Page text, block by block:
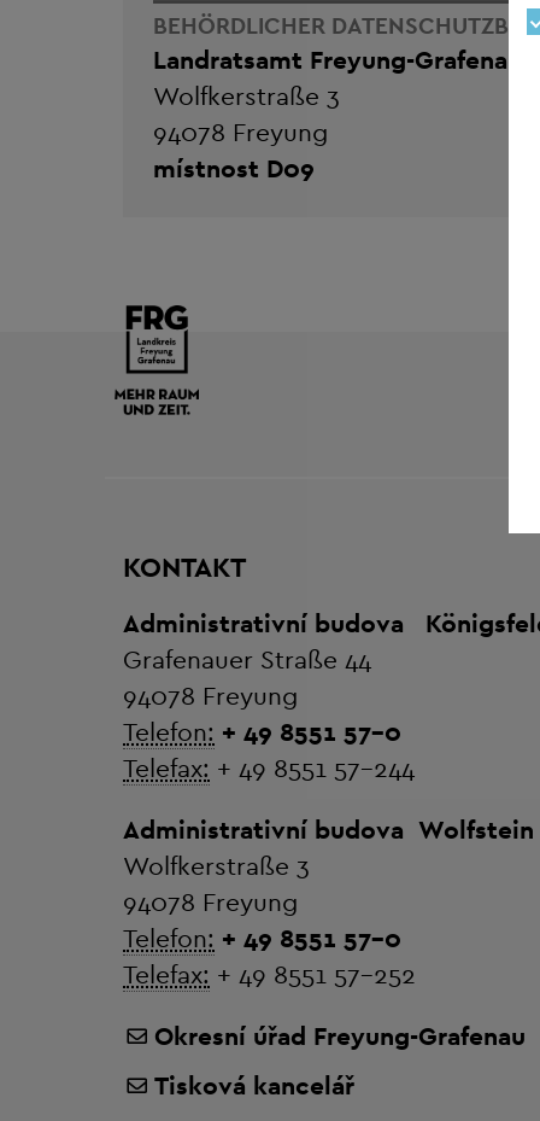
BEHÖRDLICHER
Landratsamt Freyung-Grafenau
Wolfkerstraße 3
94078 Freyung
místnost D09
KONTAKT
Administrativní budova
Grafenauer Straße 44
94078 Freyung
Telefon: + 49 8551 57-0
Telefax: + 49 8551 57-244
Administrativní budova Wolfstein
Wolfkerstraße 3
94078 Freyung
Telefon: + 49 8551 57-0
Telefax: + 49 8551 57-252
Okresní úřad Freyung-Grafenau
Tisková kancelář